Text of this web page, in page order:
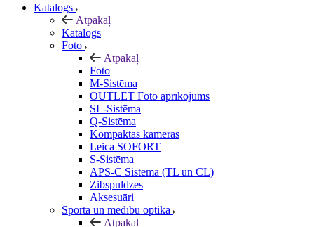
Katalogs
Atpakaļ
Katalogs
Foto
Atpakaļ
Foto
M-Sistēma
OUTLET Foto aprīkojums
SL-Sistēma
Q-Sistēma
Kompaktās kameras
Leica SOFORT
S-Sistēma
APS-C Sistēma (TL un CL)
Zibspuldzes
Aksesuāri
Sporta un medību optika
Atpakaļ